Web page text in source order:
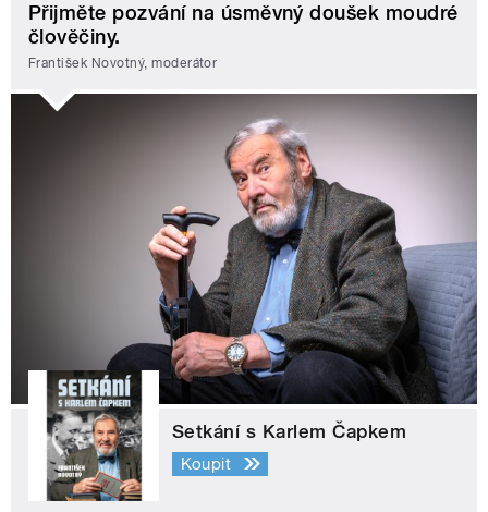
Přijměte pozvání na úsměvný doušek moudré
člověčiny.
František Novotný, moderátor
Setkání s Karlem Čapkem
Koupit